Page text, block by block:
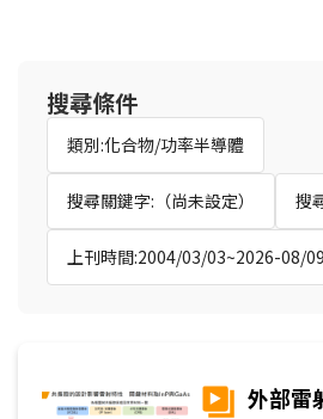
搜尋條件
類別:化合物/功率半導體
搜尋關鍵字:（尚未設定） 搜
上刊時間:2004/03/03~2026-08/09
外部雷